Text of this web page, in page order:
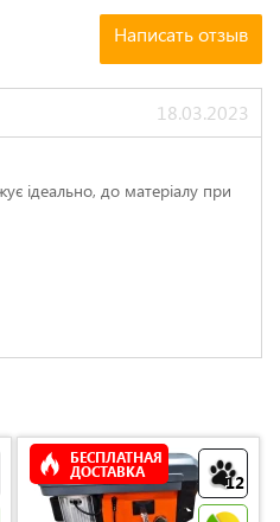
Написать отзыв
18.03.2023
ідеально, до матеріалу при
12
БЕСПЛАТНАЯ
ДОСТАВКА